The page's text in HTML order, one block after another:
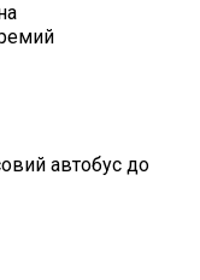
автобус до